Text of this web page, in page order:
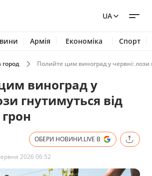
UA
Армія Економіка Спорт
город Полийте цим виноград у червні: лози
виноград у
гнутимуться від
ОБЕРИ НОВИНИ.LIVE В
2026 06:52